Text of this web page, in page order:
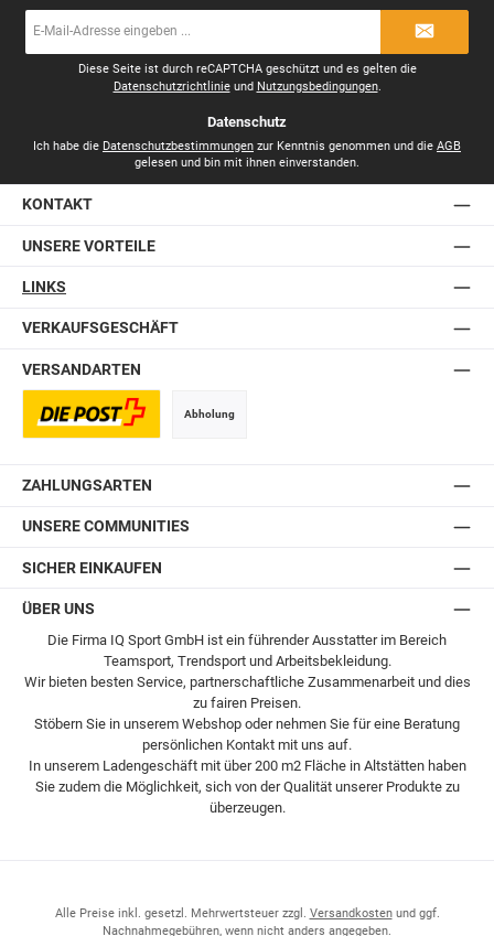
Mail-
Diese Seite ist durch reCAPTCHA geschützt und es gelten die
Datenschutzrichtlinieund Nutzungsbedingungen.
Datenschutz
Ich habe die Datenschutzbestimmungen zur Kenntnis genommen und die AGB
gelesen und bin mit ihnen einverstanden.
KONTAKT
UNSERE VORTEILE
LINKS
VERKAUFSGESCHÄFT
VERSANDARTEN
Abholung
ZAHLUNGSARTEN
UNSERE COMMUNITIES
SICHER EINKAUFEN
ÜBER UNS
Die Firma IQ Sport GmbH ist ein führender Ausstatter im Bereich
Teamsport, Trendsport und Arbeitsbekleidung.
Wir bieten besten Service, partnerschaftliche Zusammenarbeit und dies
zu fairen Preisen.
Stöbern Sie in unserem Webshop oder nehmen Sie für eine Beratung
persönlichen Kontakt mit uns auf.
In unserem Ladengeschäft mit über 200 m2 Fläche in Altstätten haben
Sie zudem die Möglichkeit, sich von der Qualität unserer Produkte zu
überzeugen.
Alle Preise inkl. gesetzl. Mehrwertsteuer zzgl. Versandkostenund ggf.
Nachnahmegebühren, wenn nicht anders angegeben.